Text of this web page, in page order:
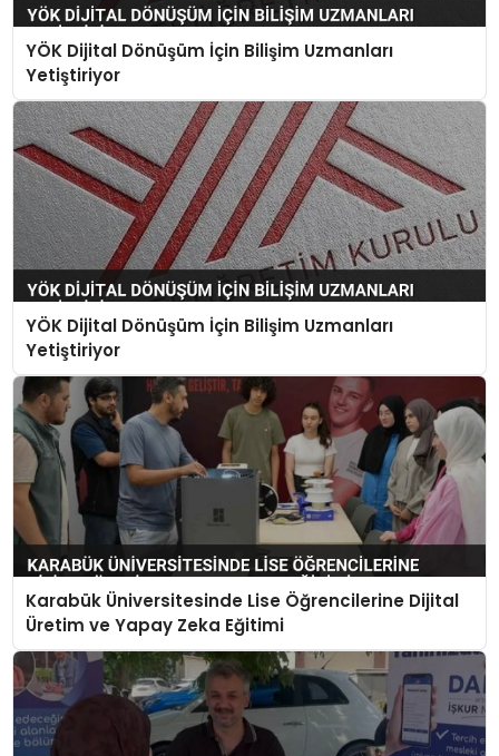
YÖK Dijital Dönüşüm İçin Bilişim Uzmanları
Yetiştiriyor
YÖK Dijital Dönüşüm İçin Bilişim Uzmanları
Yetiştiriyor
Karabük Üniversitesinde Lise Öğrencilerine Dijital
Üretim ve Yapay Zeka Eğitimi